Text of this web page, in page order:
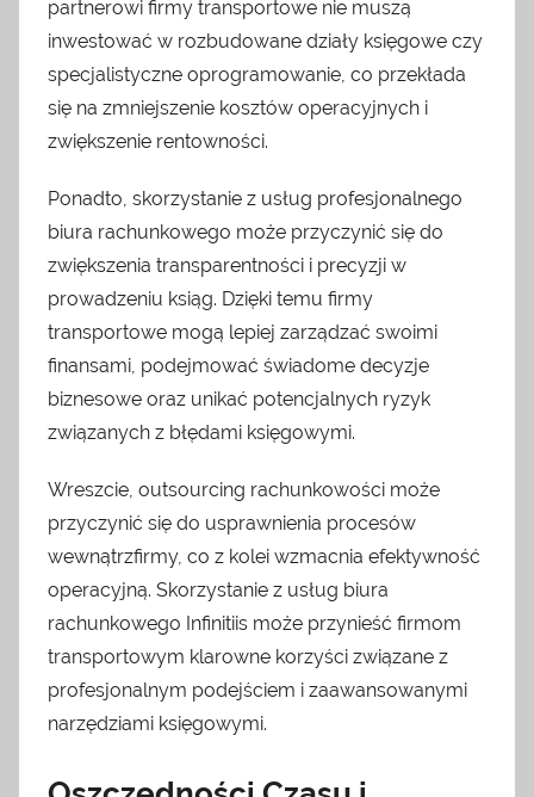
partnerowi firmy transportowe nie muszą
inwestować w rozbudowane działy księgowe czy
specjalistyczne oprogramowanie, co przekłada
się na zmniejszenie kosztów operacyjnych i
zwiększenie rentowności.
Ponadto, skorzystanie z usług profesjonalnego
biura rachunkowego może przyczynić się do
zwiększenia transparentności i precyzji w
prowadzeniu ksiąg. Dzięki temu firmy
transportowe mogą lepiej zarządzać swoimi
finansami, podejmować świadome decyzje
biznesowe oraz unikać potencjalnych ryzyk
związanych z błędami księgowymi.
Wreszcie, outsourcing rachunkowości może
przyczynić się do usprawnienia procesów
wewnątrzfirmy, co z kolei wzmacnia efektywność
operacyjną. Skorzystanie z usług biura
rachunkowego Infinitiis może przynieść firmom
transportowym klarowne korzyści związane z
profesjonalnym podejściem i zaawansowanymi
narzędziami księgowymi.